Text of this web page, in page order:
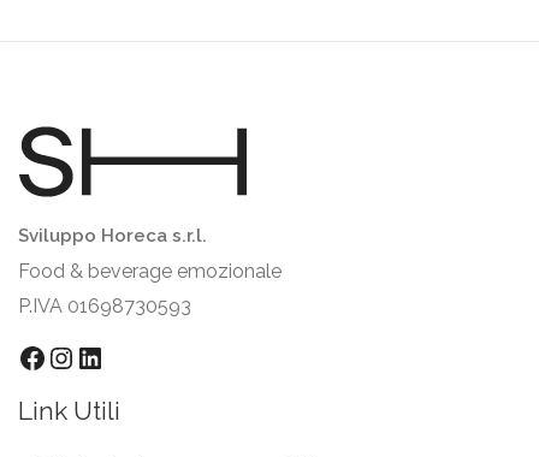
Sviluppo Horeca s.r.l.
Food & beverage emozionale
P.IVA 01698730593
Link Utili